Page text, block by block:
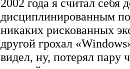
2002 года я считал себя
дисциплинированным
никаких рискованных
другой грохал
видел, ну, потерял пару